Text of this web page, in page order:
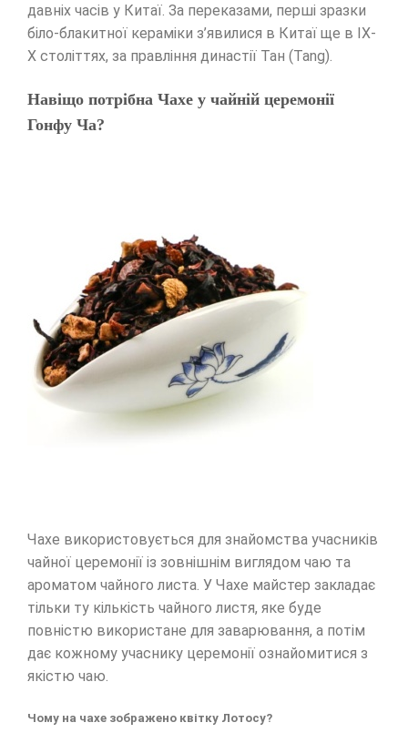
давніх часів у Китаї. За переказами, перші зразки
біло-блакитної кераміки з’явилися в Китаї ще в IX-
X століттях, за правління династії Тан (Tang).
Навіщо потрібна Чахе у чайній церемонії
Гонфу Ча?
Чахе використовується для знайомства учасників
чайної церемонії із зовнішнім виглядом чаю та
ароматом чайного листа. У Чахе майстер закладає
тільки ту кількість чайного листя, яке буде
повністю використане для заварювання, а потім
дає кожному учаснику церемонії ознайомитися з
якістю чаю.
Чому на чахе зображено квітку Лотосу?